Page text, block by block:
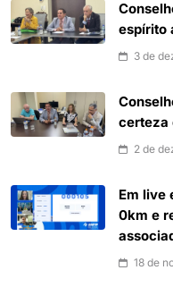
espírito
3 de
certeza
2 de
Em live
0km e
18 de